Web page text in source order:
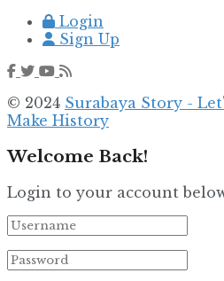
Login
Sign Up
© 2024 Surabaya Story -
Make History
Welcome Back!
Login to your account